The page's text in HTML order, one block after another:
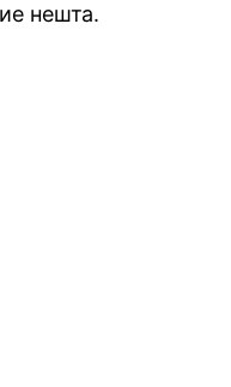
нешта.